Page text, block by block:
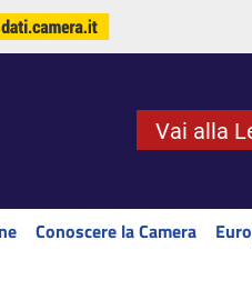
Vai alla
Conoscere la Camera